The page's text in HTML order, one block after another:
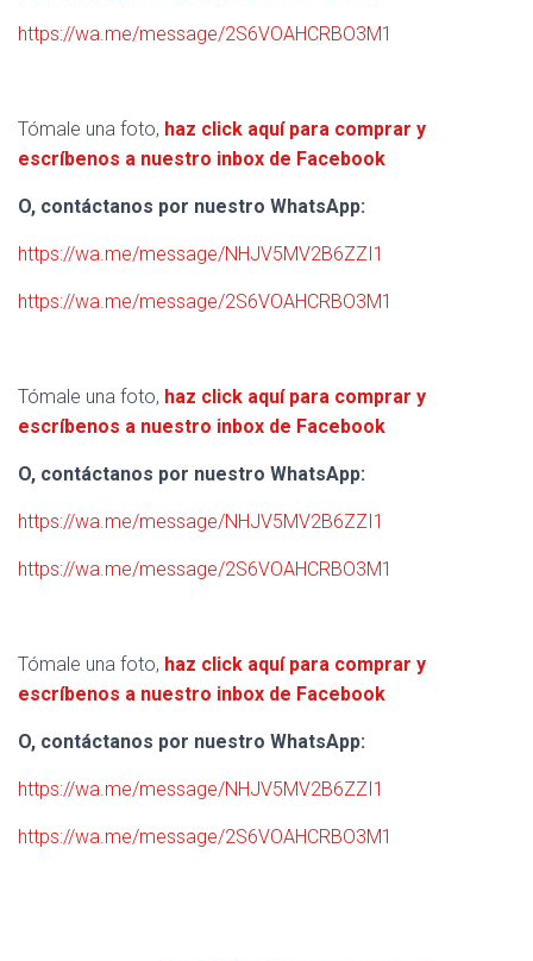
https://wa.me/message/2S6VOAHCRBO3M1
Tómale una foto, haz click aquí para comprar y
escríbenos a nuestro inbox de Facebook
O, contáctanos por nuestro WhatsApp:
https://wa.me/message/NHJV5MV2B6ZZI1
https://wa.me/message/2S6VOAHCRBO3M1
Tómale una foto, haz click aquí para comprar y
escríbenos a nuestro inbox de Facebook
O, contáctanos por nuestro WhatsApp:
https://wa.me/message/NHJV5MV2B6ZZI1
https://wa.me/message/2S6VOAHCRBO3M1
Tómale una foto, haz click aquí para comprar y
escríbenos a nuestro inbox de Facebook
O, contáctanos por nuestro WhatsApp:
https://wa.me/message/NHJV5MV2B6ZZI1
https://wa.me/message/2S6VOAHCRBO3M1